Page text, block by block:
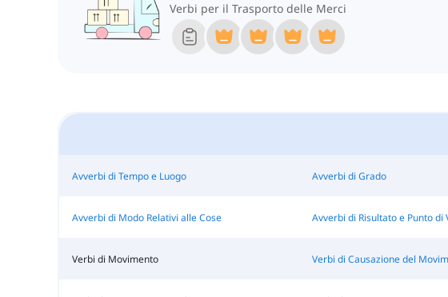
Verbi per il Trasporto delle Merci
Avverbi di Tempo e Luogo Avverbi di Grado
Avverbi di Modo Relativi alle Cose Avverbi di Risultato e Punto di
Verbi di Movimento Verbi di Causazione del